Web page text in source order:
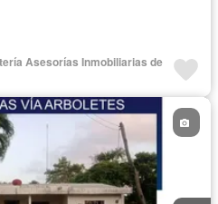
Asesorías Inmobiliarias de